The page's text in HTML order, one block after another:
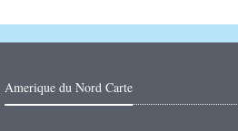
Amerique du Nord Carte